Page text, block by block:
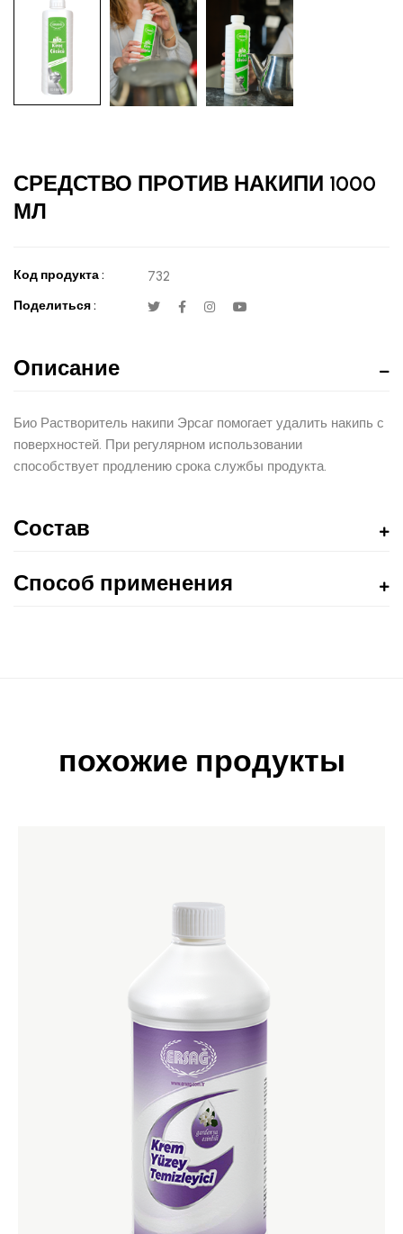
СРЕДСТВО ПРОТИВ НАКИПИ 1000
МЛ
Код продукта : 732
Поделиться :
Описание
Био Растворитель накипи Эрсаг помогает удалить накипь с
поверхностей. При регулярном использовании
способствует продлению срока службы продукта.
Состав
Способ применения
похожие продукты